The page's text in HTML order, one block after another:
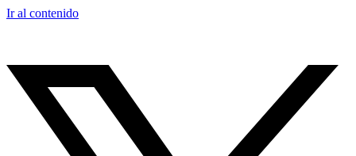
Ir al contenido